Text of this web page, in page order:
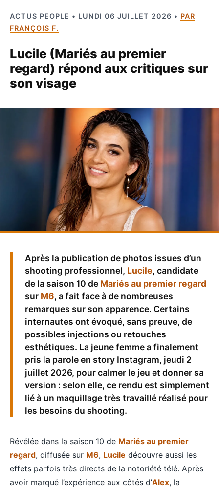
ACTUS PEOPLE • LUNDI 06 JUILLET 2026 • PAR
FRANÇOIS F.
Lucile (Mariés au premier
regard) répond aux critiques sur
son visage
Après la publication de photos issues d’un
shooting professionnel, Lucile, candidate
de la saison 10 de Mariés au premier regard
sur M6, a fait face à de nombreuses
remarques sur son apparence. Certains
internautes ont évoqué, sans preuve, de
possibles injections ou retouches
esthétiques. La jeune femme a finalement
pris la parole en story Instagram, jeudi 2
juillet 2026, pour calmer le jeu et donner sa
version : selon elle, ce rendu est simplement
lié à un maquillage très travaillé réalisé pour
les besoins du shooting.
Révélée dans la saison 10 de Mariés au premier
regard, diffusée sur M6, Lucile découvre aussi les
effets parfois très directs de la notoriété télé. Après
avoir marqué l’expérience aux côtés d’Alex, la